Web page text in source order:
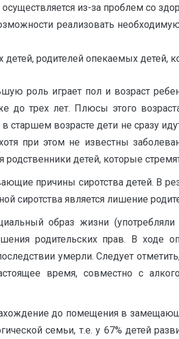
из-за проблем со
реализовать
детей, родителей опекаемых
роль играет пол и возраст
до трех лет. Плюсы этого
старшем возрасте дети не сразу
при этом не известны
родственники детей, которые
причины сиротства детей. В
сиротства является лишение
образ жизни
родительских прав. В ходе
умерли. Следует
время, совместно с
до помещения в
семьи, т.е. у 67% детей